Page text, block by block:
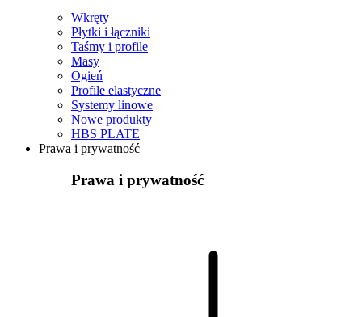
Wkręty
Płytki i łączniki
Taśmy i profile
Masy
Ogień
Profile elastyczne
Systemy linowe
Nowe produkty
HBS PLATE
Prawa i prywatność
Prawa i prywatność